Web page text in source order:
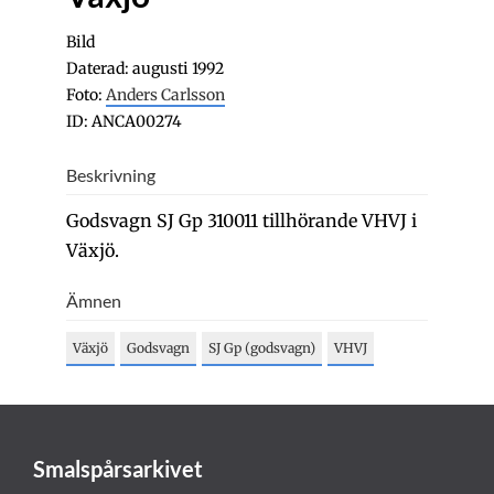
Bild
Daterad: augusti 1992
Foto: Anders Carlsson
ID: ANCA00274
Beskrivning
Godsvagn SJ Gp 310011 tillhörande VHVJ i
Växjö.
Ämnen
Växjö Godsvagn SJ Gp (godsvagn) VHVJ
Smalspårsarkivet